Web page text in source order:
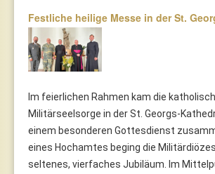
Festliche heilige Messe in der St.
Im feierlichen Rahmen kam die
Militärseelsorge in der St. Georgs-
einem besonderen Gottesdienst
eines Hochamtes beging die
seltenes, vierfaches Jubiläum. Im